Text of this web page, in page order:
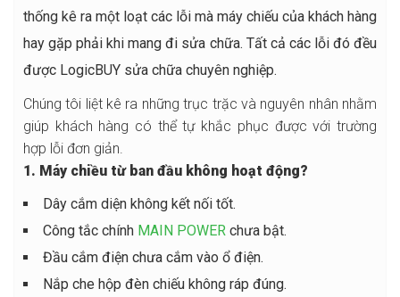
thống kê ra một loạt các lỗi mà máy chiếu của khách hàng
hay gặp phải khi mang đi sửa chữa. Tất cả các lỗi đó đều
được LogicBUY sửa chữa chuyên nghiệp.
Chúng tôi liệt kê ra những trục trặc và nguyên nhân nhằm
giúp khách hàng có thể tự khắc phục được với trường
hợp lỗi đơn giản.
1. Máy chiều từ ban đầu không hoạt động?
Dây cắm diện không kết nối tốt.
Công tắc chính MAIN POWER chưa bật.
Đầu cắm điện chưa cắm vào ổ điện.
Nắp che hộp đèn chiếu không ráp đúng.